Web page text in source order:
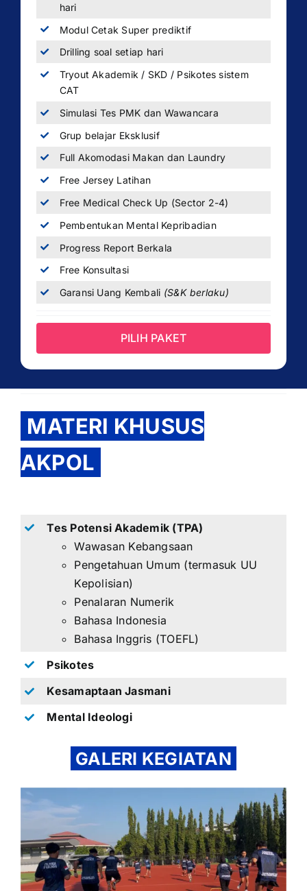
hari
Modul Cetak Super prediktif
Drilling soal setiap hari
Tryout Akademik / SKD / Psikotes sistem
CAT
Simulasi Tes PMK dan Wawancara
Grup belajar Eksklusif
Full Akomodasi Makan dan Laundry
Free Jersey Latihan
Free Medical Check Up (Sector 2-4)
Pembentukan Mental Kepribadian
Progress Report Berkala
Free Konsultasi
Garansi Uang Kembali (S&K berlaku)
PILIH PAKET
MATERI KHUSUS
AKPOL
Tes Potensi Akademik (TPA)
Wawasan Kebangsaan
Pengetahuan Umum (termasuk UU
Kepolisian)
Penalaran Numerik
Bahasa Indonesia
Bahasa Inggris (TOEFL)
Psikotes
Kesamaptaan Jasmani
Mental Ideologi
GALERI KEGIATAN